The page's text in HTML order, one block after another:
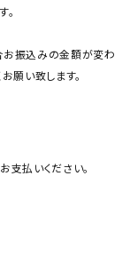
お振込みの金額が変わ
願い致します。
支払いください。